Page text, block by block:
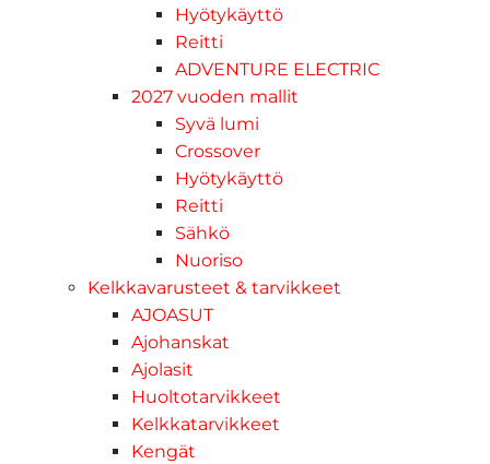
Hyötykäyttö
Reitti
ADVENTURE ELECTRIC
2027 vuoden mallit
Syvä lumi
Crossover
Hyötykäyttö
Reitti
Sähkö
Nuoriso
Kelkkavarusteet & tarvikkeet
AJOASUT
Ajohanskat
Ajolasit
Huoltotarvikkeet
Kelkkatarvikkeet
Kengät